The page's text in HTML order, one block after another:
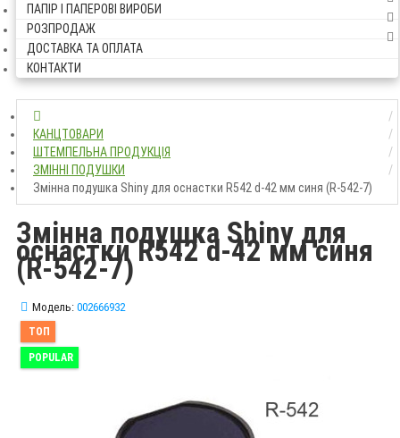
ПАПІР І ПАПЕРОВІ ВИРОБИ
РОЗПРОДАЖ
ДОСТАВКА ТА ОПЛАТА
КОНТАКТИ
КАНЦТОВАРИ
ШТЕМПЕЛЬНА ПРОДУКЦІЯ
ЗМІННІ ПОДУШКИ
Змінна подушка Shiny для оснастки R542 d-42 мм синя (R-542-7)
Змінна подушка Shiny для
оснастки R542 d-42 мм синя
(R-542-7)
Модель: 002666932
ТОП
POPULAR